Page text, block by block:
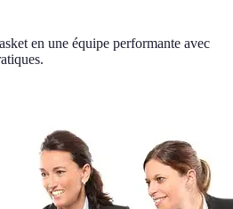
en une équipe performante avec